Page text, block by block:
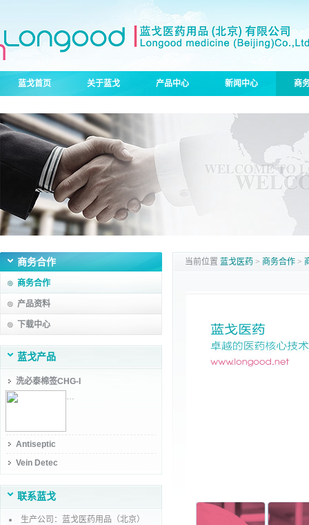
蓝戈首页 关于蓝戈 产品中心 新闻中心 商
商务合作
商务合作
产品资料
下载中心
蓝戈产品
洗必泰棉签CHG-I
…
Antiseptic
Vein Detec
联系蓝戈
生产公司：蓝戈医药用品（北京）
当前位置 蓝戈医药 > 商务合作 >